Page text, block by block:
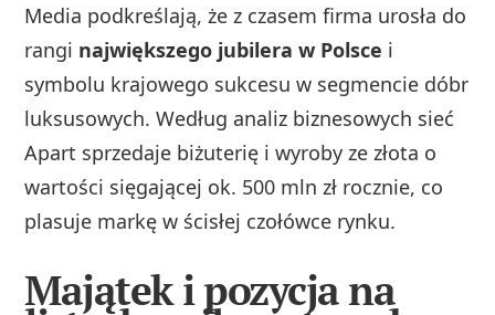
Media podkreślają, że z czasem firma urosła do
rangi największego jubilera w Polsce i
symbolu krajowego sukcesu w segmencie dóbr
luksusowych. Według analiz biznesowych sieć
Apart sprzedaje biżuterię i wyroby ze złota o
wartości sięgającej ok. 500 mln zł rocznie, co
plasuje markę w ścisłej czołówce rynku.
Majątek i pozycja na